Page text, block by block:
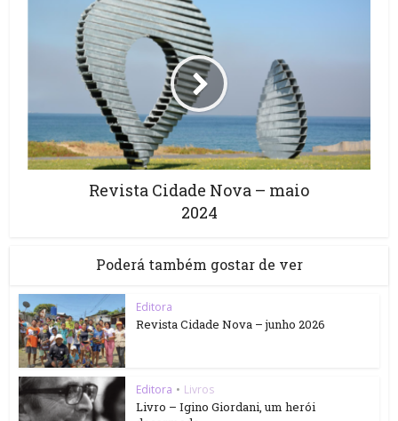
Revista Cidade Nova – maio
2024
Poderá também gostar de ver
Editora
Revista Cidade Nova – junho 2026
Editora • Livros
Livro – Igino Giordani, um herói